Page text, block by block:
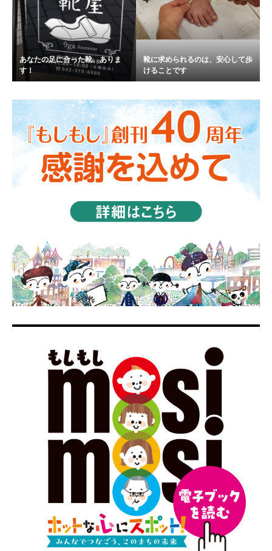
あなたの足に合った靴、ありま
す！
靴に求められるのは、安心して歩
けることです